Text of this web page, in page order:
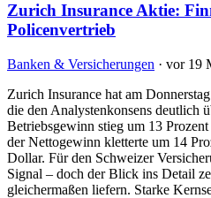
Zurich Insurance Aktie:
Policenvertrieb
Banken & Versicherungen · vor 19
Zurich Insurance hat am
die den Analystenkonsens deutlich
Betriebsgewinn stieg um 13
der Nettogewinn kletterte um 14
Dollar. Für den Schweizer
Signal – doch der Blick ins Detail
gleichermaßen liefern. Starke